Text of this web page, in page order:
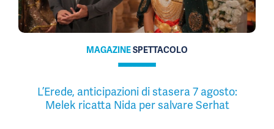
MAGAZINESPETTACOLO
L’Erede, anticipazioni di stasera 7 agosto:
Melek ricatta Nida per salvare Serhat